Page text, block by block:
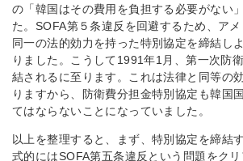
の「韓国はその費用を負担する必要がない
た。SOFA第５条違反を回避するため、ア
同一の法的効力を持った特別協定を締結し
りました。こうして1991年1月、第一次防
結されるに至ります。これは法律と同等の
りますから、防衛費分担金特別協定も韓国
てはならないことになっていました。
以上を整理すると、まず、特別協定を締結
式的にはSOFA第五条違反という問題をク